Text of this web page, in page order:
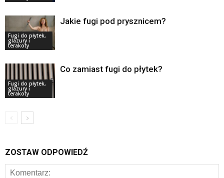
Fugi do płytek,
glazury i
terakoty
Jakie fugi pod prysznicem?
Fugi do płytek,
glazury i
terakoty
Co zamiast fugi do płytek?
ZOSTAW ODPOWIEDŹ